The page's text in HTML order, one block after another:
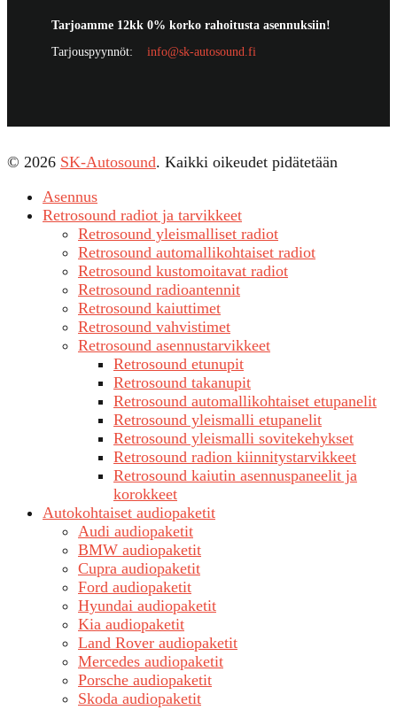
Tarjoamme 12kk 0% korko rahoitusta asennuksiin!
Tarjouspyynnöt: info@sk-autosound.fi
© 2026 SK-Autosound. Kaikki oikeudet pidätetään
Asennus
Retrosound radiot ja tarvikkeet
Retrosound yleismalliset radiot
Retrosound automallikohtaiset radiot
Retrosound kustomoitavat radiot
Retrosound radioantennit
Retrosound kaiuttimet
Retrosound vahvistimet
Retrosound asennustarvikkeet
Retrosound etunupit
Retrosound takanupit
Retrosound automallikohtaiset etupanelit
Retrosound yleismalli etupanelit
Retrosound yleismalli sovitekehykset
Retrosound radion kiinnitystarvikkeet
Retrosound kaiutin asennuspaneelit ja
korokkeet
Autokohtaiset audiopaketit
Audi audiopaketit
BMW audiopaketit
Cupra audiopaketit
Ford audiopaketit
Hyundai audiopaketit
Kia audiopaketit
Land Rover audiopaketit
Mercedes audiopaketit
Porsche audiopaketit
Skoda audiopaketit